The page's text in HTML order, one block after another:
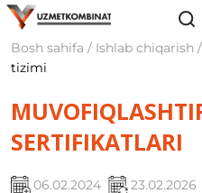
Bosh sahifa / Ishlab chiqarish
tizimi
SERTIFIKATLARI
06.02.2024 23.02.2026